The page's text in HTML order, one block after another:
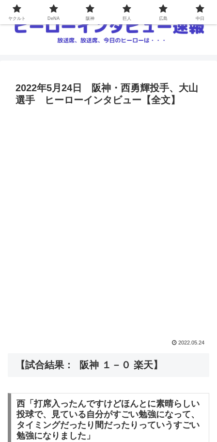
2022年5月24日 阪神・西勇輝投手、大山
選手 ヒーローインタビュー【全文】
2022.05.24
【試合結果： 阪神 １－０ 楽天】
西「打席入ったんですけどほんとに素晴らしい
投球で、見ている自分がすごい勉強になって、
タイミングだったり間だったりっていうすごい
勉強になりました」
ヤクルト DeNA 阪神 巨人 広島 中日